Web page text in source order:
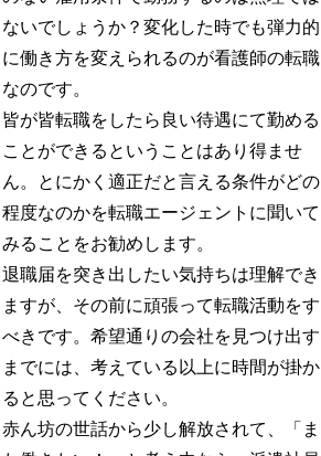
ないでしょうか？変化した時でも弾力的
に働き方を変えられるのが看護師の転職
なのです。
皆が皆転職をしたら良い待遇にて勤める
ことができるということはあり得ませ
ん。とにかく適正だと言える条件がどの
程度なのかを転職エージェントに聞いて
みることをお勧めします。
退職届を突き出したい気持ちは理解でき
ますが、その前に頑張って転職活動をす
べきです。希望通りの会社を見つけ出す
までには、考えている以上に時間が掛か
ると思ってください。
赤ん坊の世話から少し解放されて、「ま